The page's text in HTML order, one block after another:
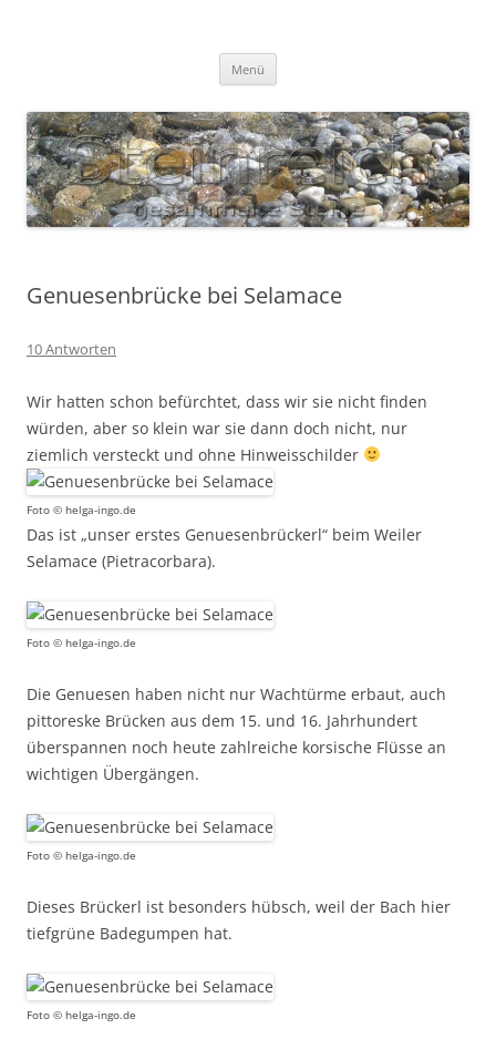
Menü
Genuesenbrücke bei Selamace
10 Antworten
Wir hatten schon befürchtet, dass wir sie nicht finden
würden, aber so klein war sie dann doch nicht, nur
ziemlich versteckt und ohne Hinweisschilder
Foto © helga-ingo.de
Das ist „unser erstes Genuesenbrückerl“ beim Weiler
Selamace (Pietracorbara).
Foto © helga-ingo.de
Die Genuesen haben nicht nur Wachtürme erbaut, auch
pittoreske Brücken aus dem 15. und 16. Jahrhundert
überspannen noch heute zahlreiche korsische Flüsse an
wichtigen Übergängen.
Foto © helga-ingo.de
Dieses Brückerl ist besonders hübsch, weil der Bach hier
tiefgrüne Badegumpen hat.
Foto © helga-ingo.de